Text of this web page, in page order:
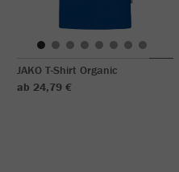
JAKO T-Shirt Organic
ab 24,79 €